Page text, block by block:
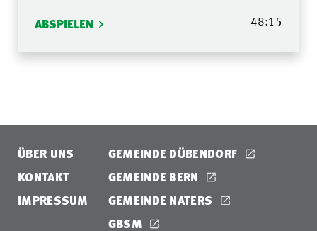
ABSPIELEN 48:15
ÜBER UNS
KONTAKT
IMPRESSUM
GEMEINDE DÜBENDORF
GEMEINDE BERN
GEMEINDE NATERS
GBSM